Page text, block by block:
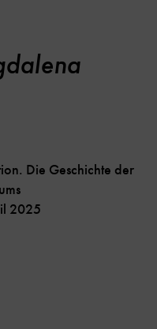
Die Geschichte der
2025